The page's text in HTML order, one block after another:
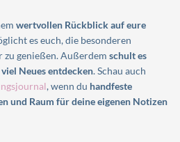
wertvollen Rückblick auf eure
es euch, die besonderen
zu genießen. Außerdemschult es
viel Neues entdecken. Schau auch
, wenn du handfeste
und Raum für deine eigenen Notizen